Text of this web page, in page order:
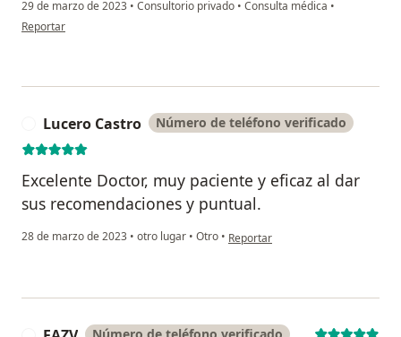
29 de marzo de 2023 • Consultorio privado • Consulta médica •
en opinión del usuario IRVIN VASQUEZ COLQUI
Reportar
Lucero Castro Número de teléfono verificado
Excelente Doctor, muy paciente y eficaz al dar
sus recomendaciones y puntual.
28 de marzo de 2023 • otro lugar • Otro • en opinión del usuario Lucero
Reportar